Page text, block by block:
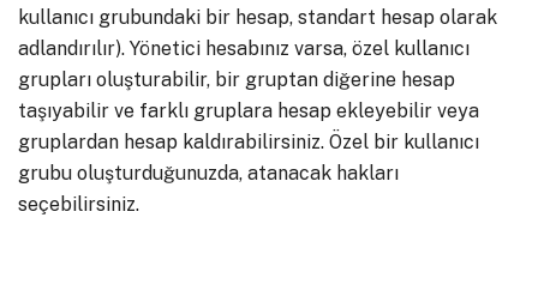
kullanıcı grubundaki bir hesap, standart hesap olarak
adlandırılır). Yönetici hesabınız varsa, özel kullanıcı
grupları oluşturabilir, bir gruptan diğerine hesap
taşıyabilir ve farklı gruplara hesap ekleyebilir veya
gruplardan hesap kaldırabilirsiniz. Özel bir kullanıcı
grubu oluşturduğunuzda, atanacak hakları
seçebilirsiniz.